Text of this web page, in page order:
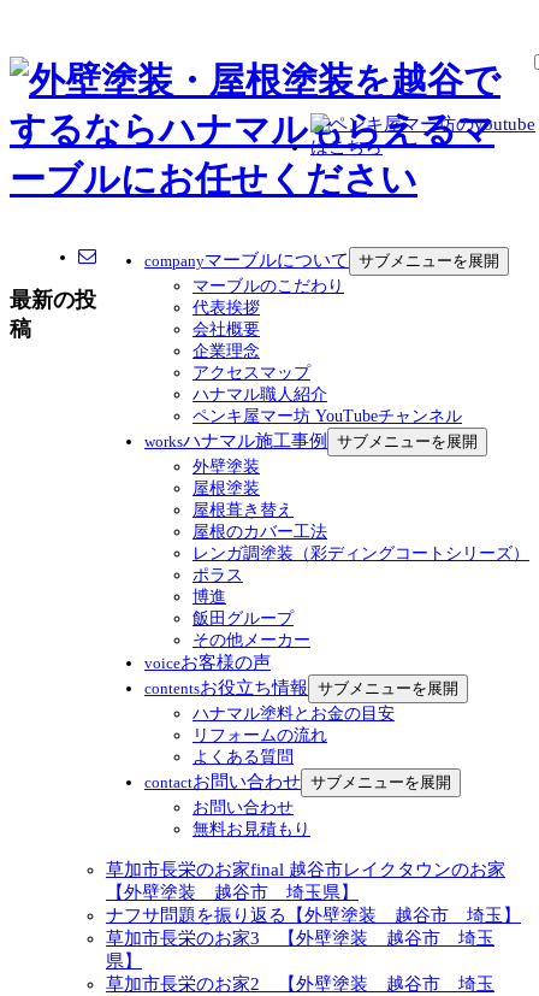
companyマーブルについて
サブメニューを展開
マーブルのこだわり
代表挨拶
会社概要
企業理念
アクセスマップ
ハナマル職人紹介
ペンキ屋マー坊 YouTubeチャンネル
worksハナマル施工事例
サブメニューを展開
外壁塗装
屋根塗装
屋根葺き替え
屋根のカバー工法
レンガ調塗装（彩ディングコートシリーズ）
ポラス
博進
飯田グループ
その他メーカー
voiceお客様の声
contentsお役立ち情報 サブメニューを展開
ハナマル塗料とお金の目安
リフォームの流れ
よくある質問
contactお問い合わせ サブメニューを展開
お問い合わせ
無料お見積もり
最新の投
稿
草加市長栄のお家final 越谷市レイクタウンのお家
【外壁塗装 越谷市 埼玉県】
ナフサ問題を振り返る【外壁塗装 越谷市 埼玉】
草加市長栄のお家3 【外壁塗装 越谷市 埼玉
県】
草加市長栄のお家2 【外壁塗装 越谷市 埼玉